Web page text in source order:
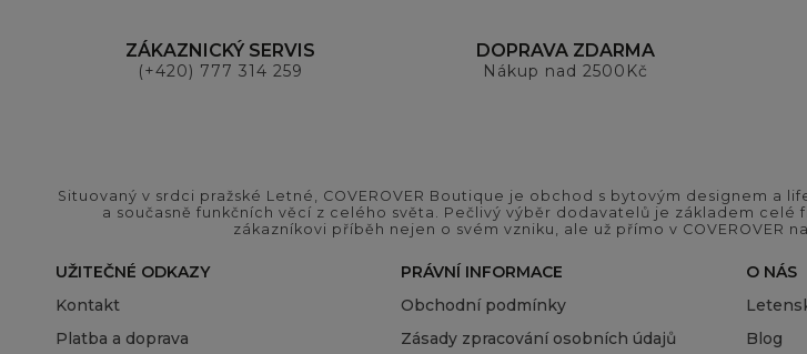
ZÁKAZNICKÝ SERVIS
(+420) 777 314 259
DOPRAVA ZDARMA
Nákup nad 2500Kč
Situovaný v srdci pražské Letné, COVEROVER Boutique je obchod s bytovým designem
a současně funkčních věcí z celého světa. Pečlivý výběr dodavatelů je základem
zákazníkovi příběh nejen o svém vzniku, ale už přímo v COVEROVER
UŽITEČNÉ ODKAZY
Kontakt
Platba a doprava
PRÁVNÍ INFORMACE
Obchodní podmínky
Zásady zpracování osobních údajů
O NÁS
Blog